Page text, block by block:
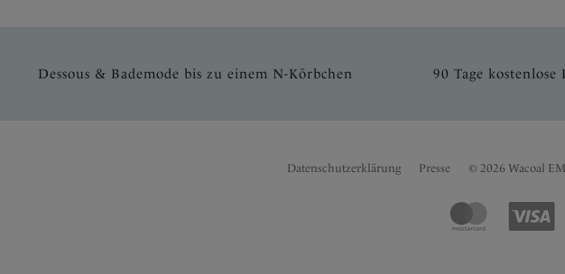
Dessous & Bademode bis zu einem N-Körbchen 90 Tage
Datenschutzerklärung Presse © 2026 Wacoal